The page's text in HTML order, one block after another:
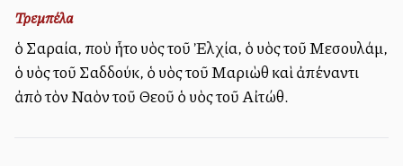
Τρεμπέλα
ὁ Σαραία, ποὺ ἦτο υἱὸς τοῦ Ἐλχία, ὁ υἱὸς τοῦ Μεσουλάμ,
ὁ υἱὸς τοῦ Σαδδούκ, ὁ υἱὸς τοῦ Μαριὼθ καὶ ἀπέναντι
ἀπὸ τὸν Ναὸν τοῦ Θεοῦ ὁ υἱὸς τοῦ Αἰτώθ.